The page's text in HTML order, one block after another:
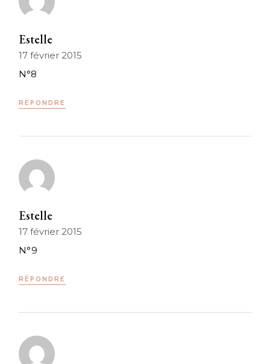
Estelle
17 février 2015
N°8
RÉPONDRE
Estelle
17 février 2015
N°9
RÉPONDRE